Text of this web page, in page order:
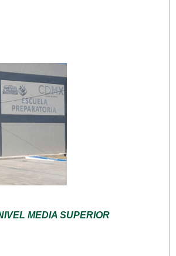
MEDIA SUPERIOR